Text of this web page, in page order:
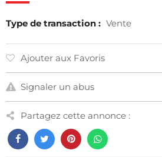
Type de transaction : Vente
Ajouter aux Favoris
Signaler un abus
Partagez cette annonce :